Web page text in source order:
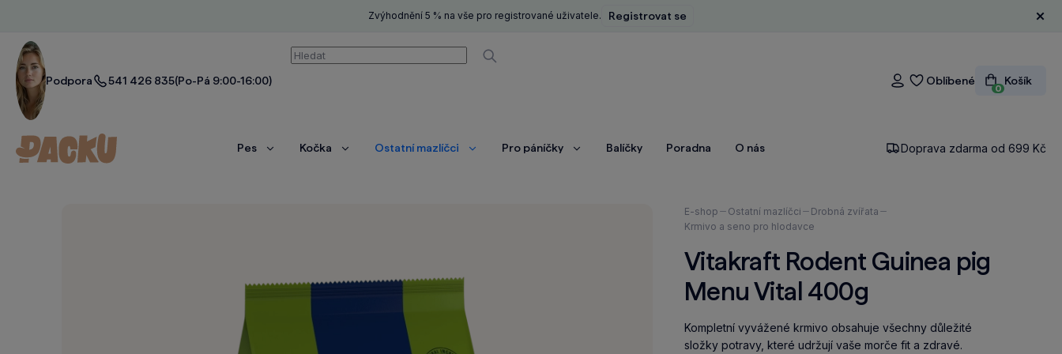
Zvýhodnění 5 % na vše pro registrované uživatele. Registrovat se
Podpora 541 426 835(Po-Pá 9:00-16:00)
Vyhledávání
Vyhledávat
Přihlášení
Oblíbené
0
Košík
Pes
ZobrazitKočka
ZobrazitOstatní mazlíčci
ZobrazitPro páníčky
ZobrazitBalíčky Poradna O nás Doprava zdarma od 699 Kč
Nacházíte
se
E-shop Ostatní mazlíčci
Drobná zvířata
Krmivo a seno pro hlodavce
Vitakraft Rodent Guinea pig
Menu Vital 400g
Kompletní vyvážené krmivo obsahuje všechny důležité
složky potravy, které udržují vaše morče fit a zdravé.